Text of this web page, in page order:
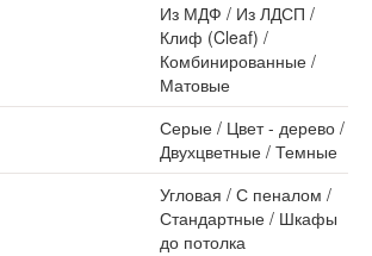
Из МДФ / Из ЛДСП /
Клиф (Cleaf) /
Комбинированные/
Матовые
Серые/ Цвет - дерево/
Двухцветные/ Темные
Угловая / С пеналом /
Стандартные/ Шкафы
до потолка